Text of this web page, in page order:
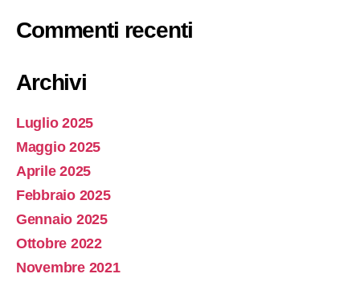
Commenti recenti
Archivi
Luglio 2025
Maggio 2025
Aprile 2025
Febbraio 2025
Gennaio 2025
Ottobre 2022
Novembre 2021